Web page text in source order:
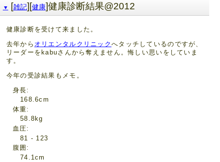
▼ [雑記][健康]健康診断結果@2012
健康診断を受けて来ました。
去年から オリエンタルクリニックへタッチしているのですが、
リーダーをkabuさんから奪えません。悔しい思いをしていま
す。
今年の受診結果もメモ。
身長
168.6cm
体重
58.8kg
血圧
81 - 123
腹囲
74.1cm